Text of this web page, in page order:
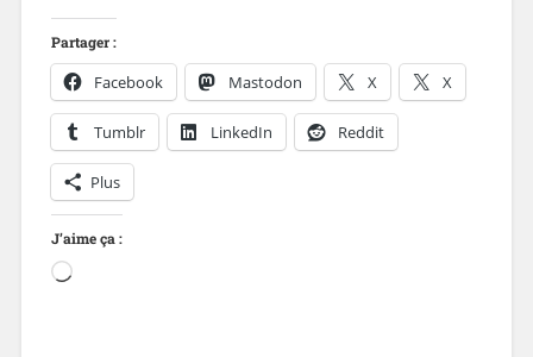
Partager :
Facebook Mastodon X X
Tumblr LinkedIn Reddit
Plus
J’aime ça :